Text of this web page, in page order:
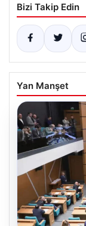
Bizi Takip Edin
Yan Manşet